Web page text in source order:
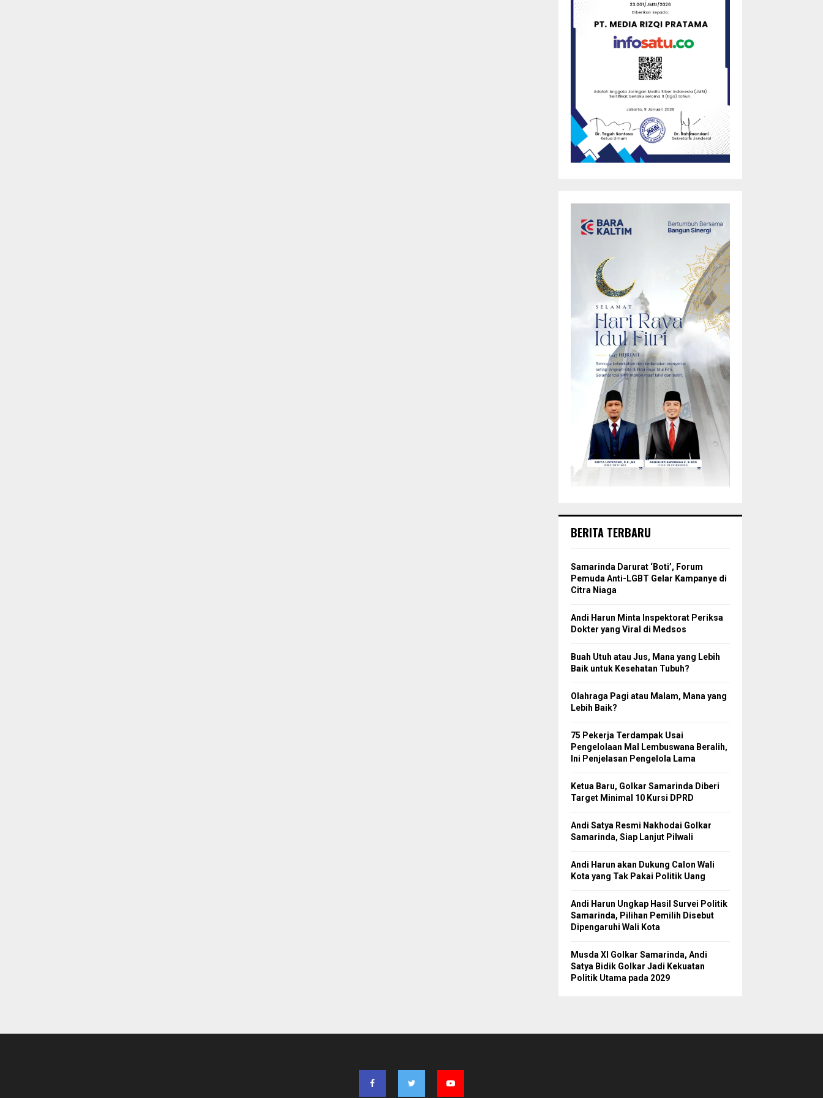
BERITA TERBARU
Samarinda Darurat ‘Boti’, Forum
Pemuda Anti-LGBT Gelar Kampanye di
Citra Niaga
Andi Harun Minta Inspektorat Periksa
Dokter yang Viral di Medsos
Buah Utuh atau Jus, Mana yang Lebih
Baik untuk Kesehatan Tubuh?
Olahraga Pagi atau Malam, Mana yang
Lebih Baik?
75 Pekerja Terdampak Usai
Pengelolaan Mal Lembuswana Beralih,
Ini Penjelasan Pengelola Lama
Ketua Baru, Golkar Samarinda Diberi
Target Minimal 10 Kursi DPRD
Andi Satya Resmi Nakhodai Golkar
Samarinda, Siap Lanjut Pilwali
Andi Harun akan Dukung Calon Wali
Kota yang Tak Pakai Politik Uang
Andi Harun Ungkap Hasil Survei Politik
Samarinda, Pilihan Pemilih Disebut
Dipengaruhi Wali Kota
Musda XI Golkar Samarinda, Andi
Satya Bidik Golkar Jadi Kekuatan
Politik Utama pada 2029